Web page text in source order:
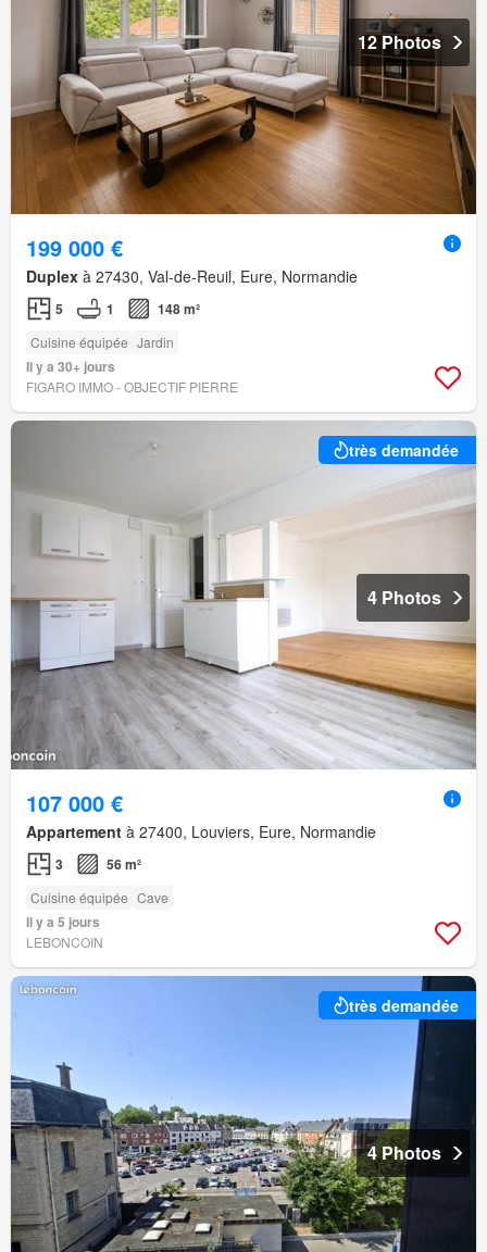
12 Photos
199 000 €
Duplex à 27430, Val-de-Reuil, Eure, Normandie
5 1 148 m²
Cuisine équipée Jardin
Il y a 30+ jours
FIGARO IMMO - OBJECTIF PIERRE
très demandée
4 Photos
107 000 €
Appartement à 27400, Louviers, Eure, Normandie
3 56 m²
Cuisine équipée Cave
Il y a 5 jours
LEBONCOIN
très demandée
4 Photos